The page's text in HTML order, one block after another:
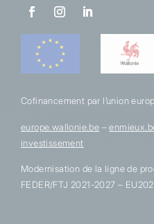
Cofinancement par l’union
europe.wallonie.be –
investissement
Modernisation de la ligne de
FEDER/FTJ 2021-2027 –